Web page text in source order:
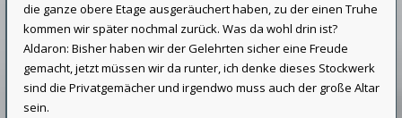
die ganze obere Etage ausgeräuchert haben, zu der einen Truhe
kommen wir später nochmal zurück. Was da wohl drin ist?
Aldaron: Bisher haben wir der Gelehrten sicher eine Freude
gemacht, jetzt müssen wir da runter, ich denke dieses Stockwerk
sind die Privatgemächer und irgendwo muss auch der große Altar
sein.